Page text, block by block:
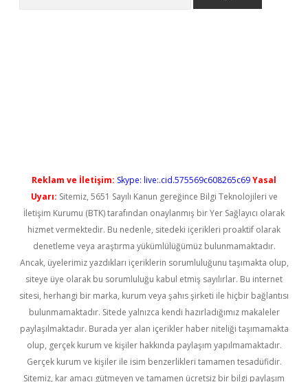
Reklam ve İletişim: Skype: live:.cid.575569c608265c69Yasal
Uyarı: Sitemiz, 5651 Sayılı Kanun gereğince Bilgi Teknolojileri ve
İletişim Kurumu (BTK) tarafından onaylanmış bir Yer Sağlayıcı olarak
hizmet vermektedir. Bu nedenle, sitedeki içerikleri proaktif olarak
denetleme veya araştırma yükümlülüğümüz bulunmamaktadır.
Ancak, üyelerimiz yazdıkları içeriklerin sorumluluğunu taşımakta olup,
siteye üye olarak bu sorumluluğu kabul etmiş sayılırlar. Bu internet
sitesi, herhangi bir marka, kurum veya şahıs şirketi ile hiçbir bağlantısı
bulunmamaktadır. Sitede yalnızca kendi hazırladığımız makaleler
paylaşılmaktadır. Burada yer alan içerikler haber niteliği taşımamakta
olup, gerçek kurum ve kişiler hakkında paylaşım yapılmamaktadır.
Gerçek kurum ve kişiler ile isim benzerlikleri tamamen tesadüfidir.
Sitemiz, kar amacı gütmeyen ve tamamen ücretsiz bir bilgi paylaşım